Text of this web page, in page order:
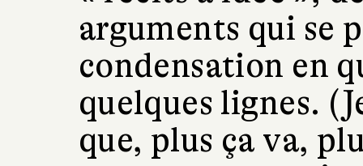
arguments qui se
condensation en
quelques lignes.
que, plus ça va,